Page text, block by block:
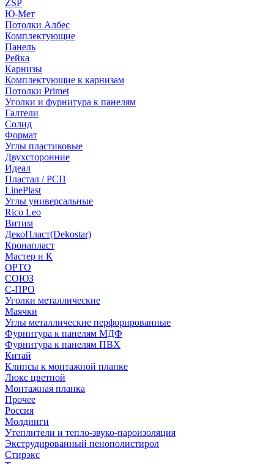
ZSP
Ю-Мет
Потолки Албес
Комплектующие
Панель
Рейка
Карнизы
Комплектующие к карнизам
Потолки Primet
Уголки и фурнитура к панелям
Галтели
Солид
Формат
Углы пластиковые
Двухсторонние
Идеал
Пластал / РСП
LinePlast
Углы универсальные
Rico Leo
Витим
ДекоПласт(Dekostar)
Кронапласт
Мастер и К
ОРТО
СОЮЗ
С-ПРО
Уголки металлические
Маячки
Углы металлические перфорированные
Фурнитура к панелям МДФ
Фурнитура к панелям ПВХ
Китай
Клипсы к монтажной планке
Люкс цветной
Монтажная планка
Прочее
Россия
Молдинги
Утеплители и тепло-звуко-пароизоляция
Экструдированный пенополистирол
Стирэкс